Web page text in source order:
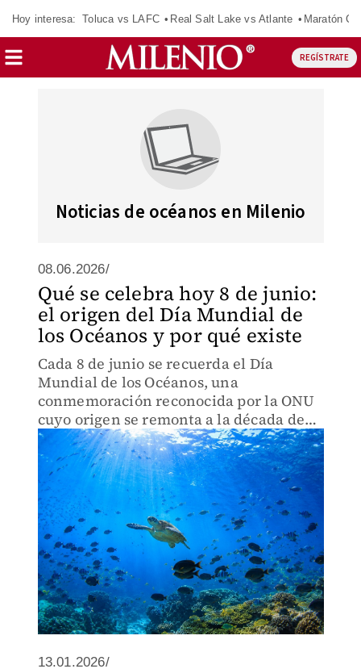
Hoy interesa: Toluca vs LAFC Real Salt Lake vs Atlante Maratón
REGÍSTRATE
Noticias de océanos en Milenio
08.06.2026/
Qué se celebra hoy 8 de junio:
el origen del Día Mundial de
los Océanos y por qué existe
Cada 8 de junio se recuerda el Día
Mundial de los Océanos, una
conmemoración reconocida por la ONU
cuyo origen se remonta a la década de
1990.
13.01.2026/